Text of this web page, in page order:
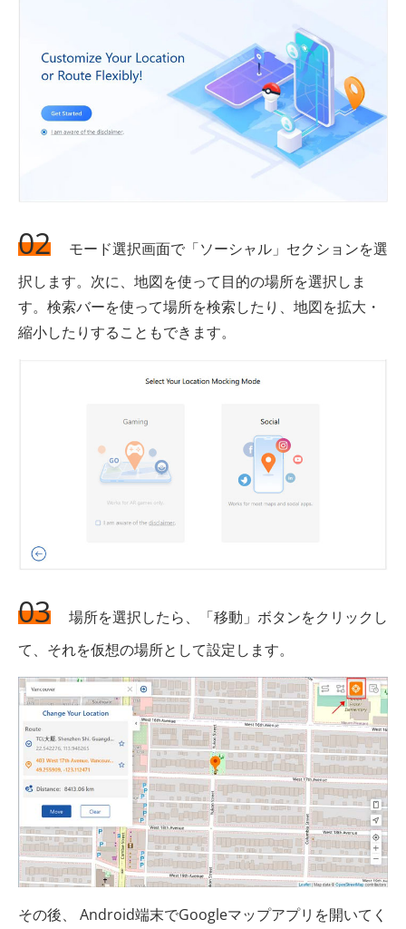
02
モード選択画面で「ソーシャル」セクションを選
択します。次に、地図を使って目的の場所を選択しま
す。検索バーを使って場所を検索したり、地図を拡大・
縮小したりすることもできます。
03
場所を選択したら、「移動」ボタンをクリックし
て、それを仮想の場所として設定します。
その後、 Android端末でGoogleマップアプリを開いてく